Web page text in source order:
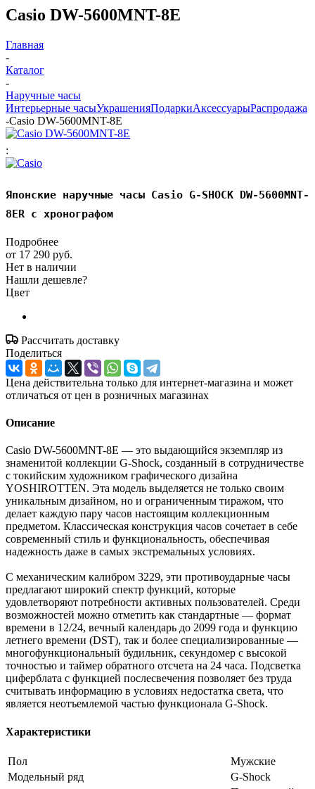
Casio DW-5600MNT-8E
Главная
-
Каталог
-
Наручные часы
Интерьерные часыУкрашенияПодаркиАксессуарыРаспродажа
-Casio DW-5600MNT-8E
:
Японские наручные часы Casio G-SHOCK DW-5600MNT-
8ER с хронографом
Подробнее
от 17 290 руб.
Нет в наличии
Нашли дешевле?
Цвет
Рассчитать доставку
Поделиться
Цена действительна только для интернет-магазина и может
отличаться от цен в розничных магазинах
Описание
Casio DW-5600MNT-8E — это выдающийся экземпляр из
знаменитой коллекции G-Shock, созданный в сотрудничестве
с токийским художником графического дизайна
YOSHIROTTEN. Эта модель выделяется не только своим
уникальным дизайном, но и ограниченным тиражом, что
делает каждую пару часов настоящим коллекционным
предметом. Классическая конструкция часов сочетает в себе
современный стиль и функциональность, обеспечивая
надежность даже в самых экстремальных условиях.
С механическим калибром 3229, эти противоударные часы
предлагают широкий спектр функций, которые
удовлетворяют потребности активных пользователей. Среди
возможностей можно отметить как стандартные — формат
времени в 12/24, вечный календарь до 2099 года и функцию
летнего времени (DST), так и более специализированные —
многофункциональный будильник, секундомер с высокой
точностью и таймер обратного отсчета на 24 часа. Подсветка
циферблата с функцией послесвечения позволяет без труда
считывать информацию в условиях недостатка света, что
является неотъемлемой частью функционала G-Shock.
Характеристики
Пол
Мужские
Модельный ряд
G-Shock